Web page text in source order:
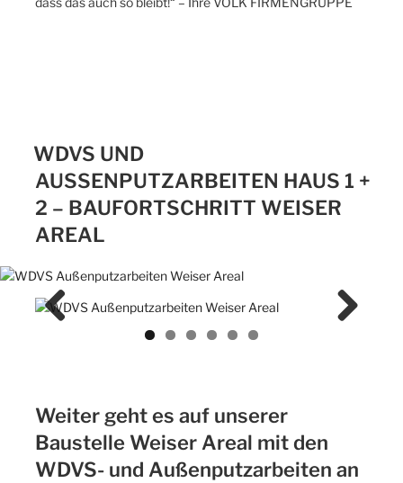
WDVS UND
AUSSENPUTZARBEITEN HAUS 1 + 2
– BAUFORTSCHRITT WEISER A
REAL
Weiter geht es auf unserer
Baustelle Weiser Areal mit den
WDVS- und Außenputzarbeiten an